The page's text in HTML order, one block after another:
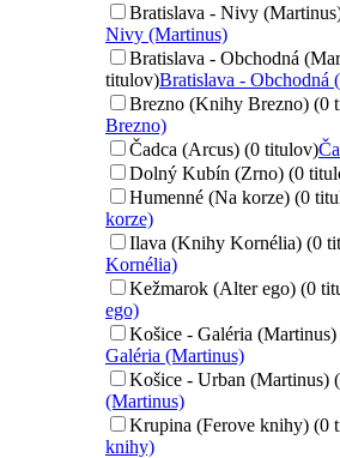
Bratislava - Nivy
Nivy (Martinus)
Bratislava - Obchodná
titulov)Bratislava - Obchodná
Brezno (Knihy Brezno) (0
Brezno)
Čadca (Arcus) (0 titulov)
Dolný Kubín (Zrno) (0
Humenné (Na korze) (0
korze)
Ilava (Knihy Kornélia) (0
Kornélia)
Kežmarok (Alter ego) (0
ego)
Košice - Galéria
Galéria (Martinus)
Košice - Urban (Martinus)
(Martinus)
Krupina (Ferove knihy) (0
knihy)